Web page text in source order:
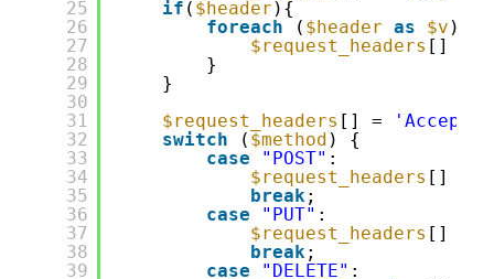
25
26
27
28
29
30
31
32
33
34
35
36
37
38
39
if ( $header ){
foreach
( $header as $v ) {
$request_headers [] =
}
}
$request_headers [] =
'Accept:
switch
( $method ) {
case
"POST" :
$request_headers [] =
break;
case
"PUT" :
$request_headers [] =
break;
case
"DELETE" :